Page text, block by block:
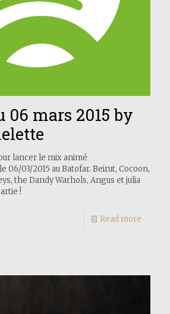
06 mars 2015 by
lancer le mix animé
06/03/2015 au Batofar. Beirut, Cocoon,
the Dandy Warhols, Angus et julia
!
Read more